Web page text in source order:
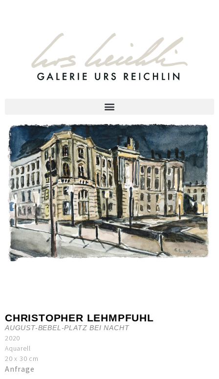
CHRISTOPHER LEHMPFUHL
AUGUST-BEBEL-PLATZ BEI NACHT
2020
Aquarell
20 x 30 cm
Anfrage